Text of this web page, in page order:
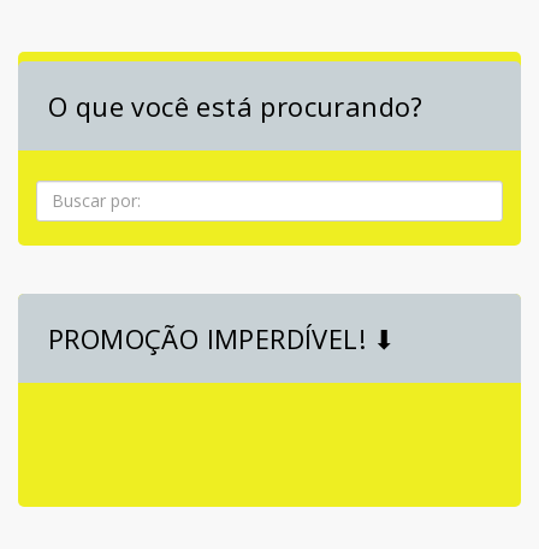
O que você está procurando?
Pesquisa
PROMOÇÃO IMPERDÍVEL! ⬇